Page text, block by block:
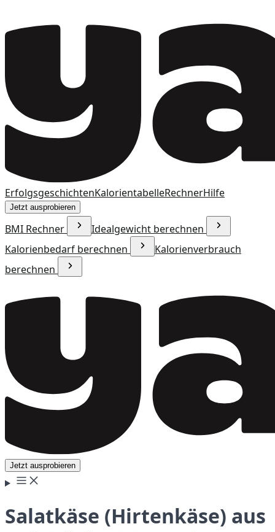
ErfolgsgeschichtenKalorientabelleRechnerHilfe
Jetzt ausprobieren
BMI Rechner
Idealgewicht berechnen
Kalorienbedarf berechnen
Kalorienverbrauch
berechnen
Jetzt ausprobieren
Salatkäse (Hirtenkäse) aus